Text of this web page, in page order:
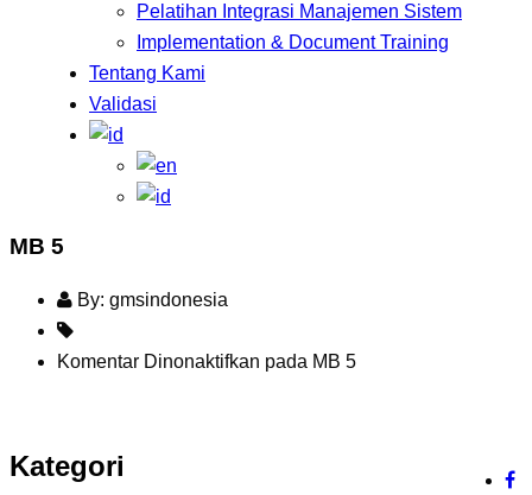
Pelatihan Integrasi Manajemen Sistem
Implementation & Document Training
Tentang Kami
Validasi
MB 5
By: gmsindonesia
Komentar Dinonaktifkan pada MB 5
Kategori